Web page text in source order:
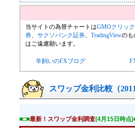
当サイトの為替チャートはGMOクリッ
券、 サクソバンク証券、 TradingViewのも
はご遠慮願います。
羊飼いのFXブログ
スワップ金利比較（
■□■最新！スワップ金利調査(4月15日時点